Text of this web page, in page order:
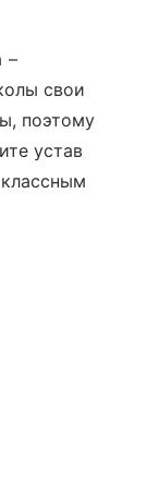
–
свои
поэтому
устав